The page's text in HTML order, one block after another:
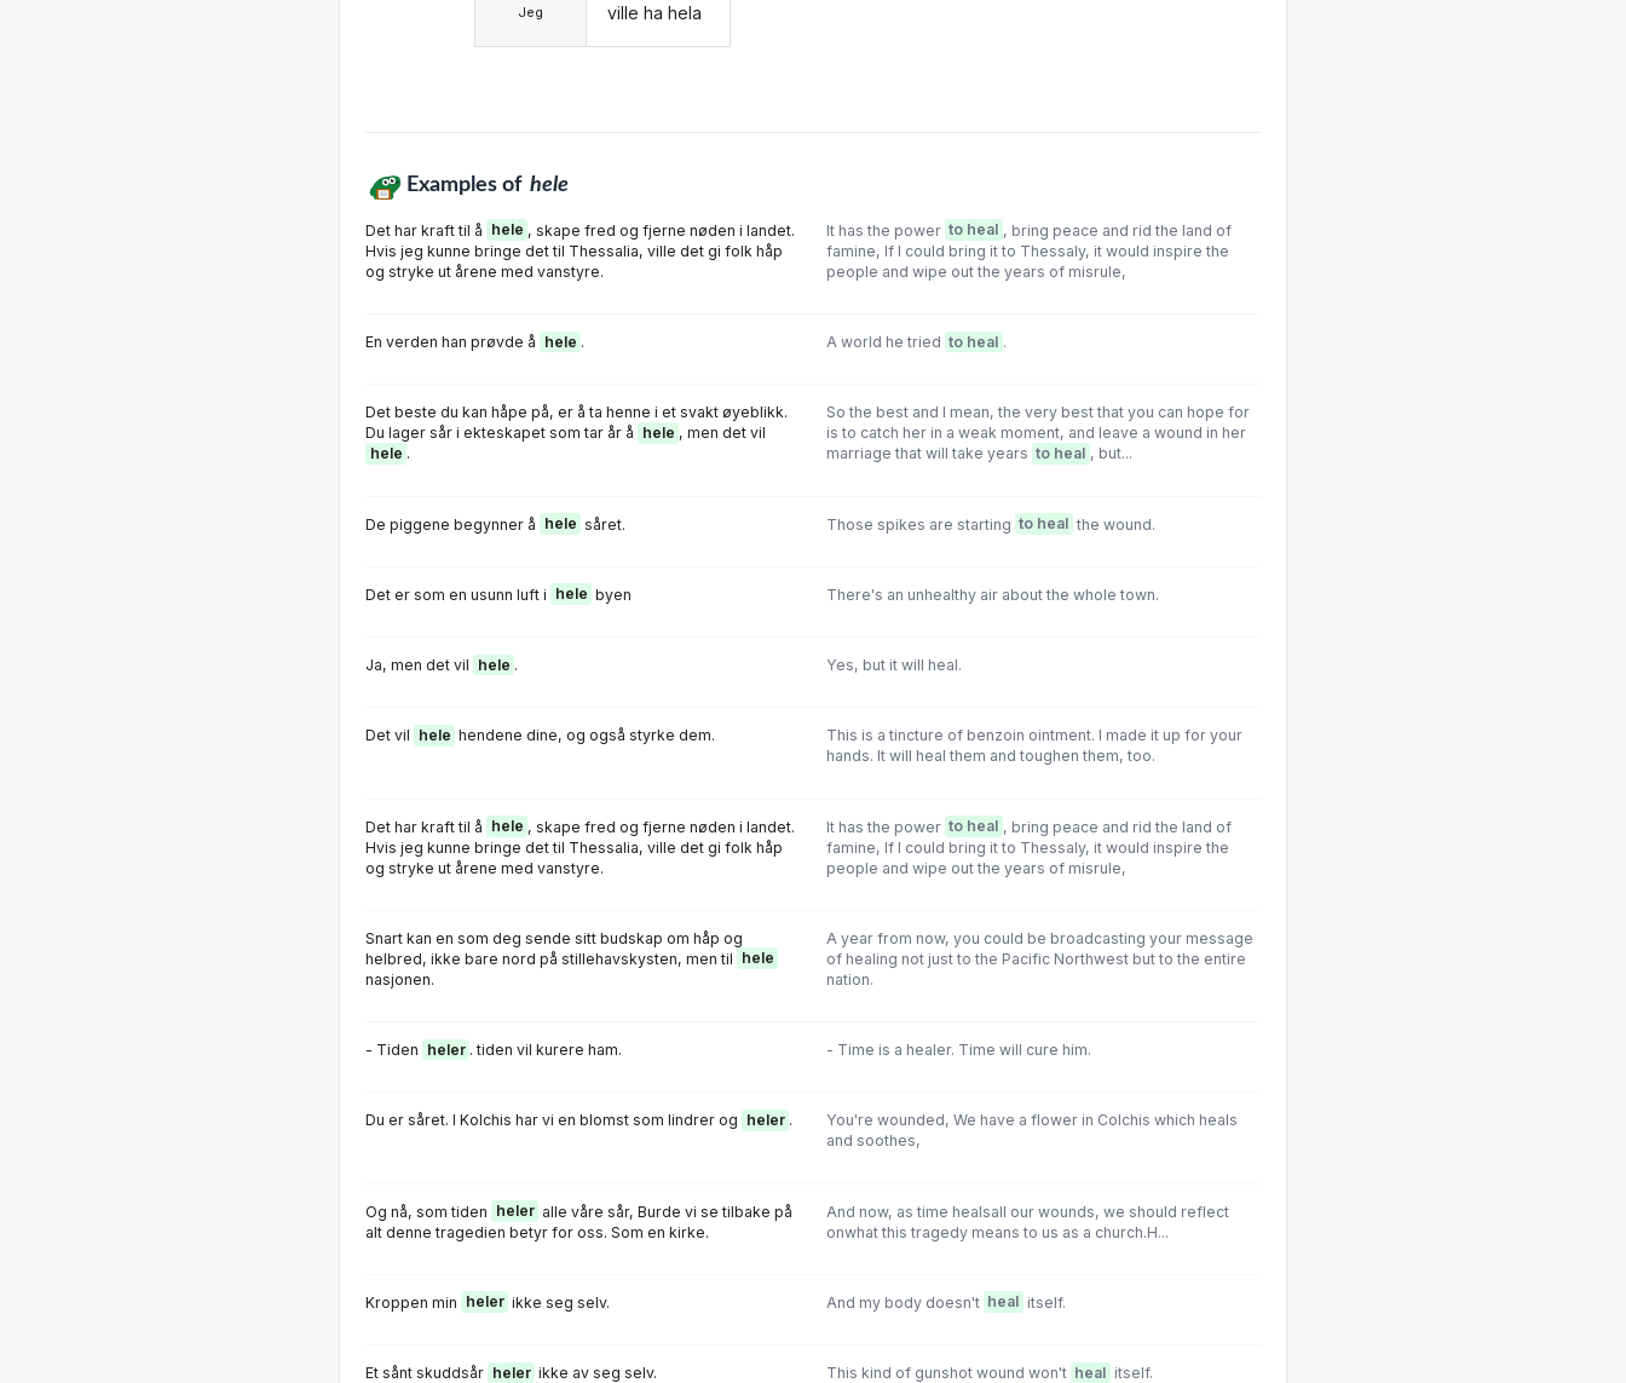
Jeg ville ha hela
Examples of hele
Det har kraft til å hele , skape fred og fjerne nøden i landet.
Hvis jeg kunne bringe det til Thessalia, ville det gi folk håp
og stryke ut årene med vanstyre.
It has the power to heal , bring peace and rid the land of
famine, lf l could bring it to Thessaly, it would inspire the
people and wipe out the years of misrule,
En verden han prøvde å hele . A world he tried to heal .
Det beste du kan håpe på, er å ta henne i et svakt øyeblikk.
Du lager sår i ekteskapet som tar år å hele , men det vil
hele .
So the best and I mean, the very best that you can hope for
is to catch her in a weak moment, and leave a wound in her
marriage that will take years to heal , but...
De piggene begynner å hele såret. Those spikes are starting to heal the wound.
Det er som en usunn luft i hele byen There's an unhealthy air about the whole town.
Ja, men det vil hele . Yes, but it will heal.
Det vil hele hendene dine, og også styrke dem.
This is a tincture of benzoin ointment. I made it up for your
hands. It will heal them and toughen them, too.
Det har kraft til å hele , skape fred og fjerne nøden i landet.
Hvis jeg kunne bringe det til Thessalia, ville det gi folk håp
og stryke ut årene med vanstyre.
It has the power to heal , bring peace and rid the land of
famine, lf l could bring it to Thessaly, it would inspire the
people and wipe out the years of misrule,
Snart kan en som deg sende sitt budskap om håp og
helbred, ikke bare nord på stillehavskysten, men til
hele
nasjonen.
A year from now, you could be broadcasting your message
of healing not just to the Pacific Northwest but to the entire
nation.
- Tiden heler . tiden vil kurere ham. - Time is a healer. Time will cure him.
Du er såret. I Kolchis har vi en blomst som lindrer og heler .
You're wounded, We have a flower in Colchis which heals
and soothes,
Og nå, som tiden heler alle våre sår, Burde vi se tilbake på
alt denne tragedien betyr for oss. Som en kirke.
And now, as time healsall our wounds, we should reflect
onwhat this tragedy means to us as a church.H...
Kroppen min heler ikke seg selv. And my body doesn't heal itself.
Et sånt skuddsår heler ikke av seg selv. This kind of gunshot wound won't heal itself.